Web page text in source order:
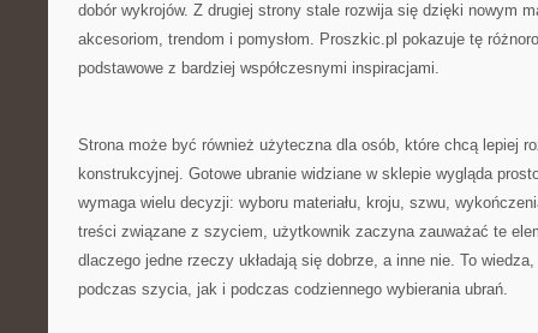
dobór wykrojów. Z drugiej strony stale rozwija się dzięki nowym
akcesoriom, trendom i pomysłom. Proszkic.pl pokazuje tę
podstawowe z bardziej współczesnymi inspiracjami.
Strona może być również użyteczna dla osób, które chcą lepiej
konstrukcyjnej. Gotowe ubranie widziane w sklepie wygląda
wymaga wielu decyzji: wyboru materiału, kroju, szwu,
treści związane z szyciem, użytkownik zaczyna zauważać te
dlaczego jedne rzeczy układają się dobrze, a inne nie. To
podczas szycia, jak i podczas codziennego wybierania ubrań.